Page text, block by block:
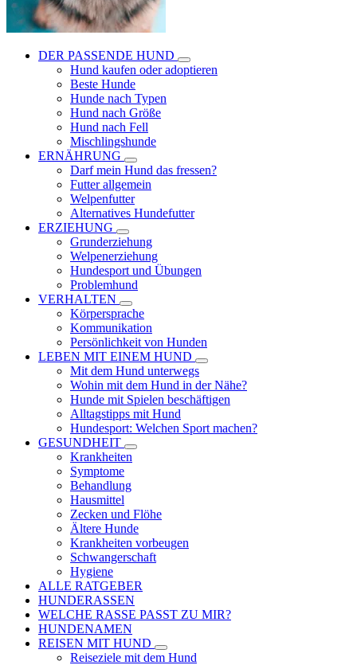
DER PASSENDE HUND
Hund kaufen oder adoptieren
Beste Hunde
Hunde nach Typen
Hund nach Größe
Hund nach Fell
Mischlingshunde
ERNÄHRUNG
Darf mein Hund das fressen?
Futter allgemein
Welpenfutter
Alternatives Hundefutter
ERZIEHUNG
Grunderziehung
Welpenerziehung
Hundesport und Übungen
Problemhund
VERHALTEN
Körpersprache
Kommunikation
Persönlichkeit von Hunden
LEBEN MIT EINEM HUND
Mit dem Hund unterwegs
Wohin mit dem Hund in der Nähe?
Hunde mit Spielen beschäftigen
Alltagstipps mit Hund
Hundesport: Welchen Sport machen?
GESUNDHEIT
Krankheiten
Symptome
Behandlung
Hausmittel
Zecken und Flöhe
Ältere Hunde
Krankheiten vorbeugen
Schwangerschaft
Hygiene
ALLE RATGEBER
HUNDERASSEN
WELCHE RASSE PASST ZU MIR?
HUNDENAMEN
REISEN MIT HUND
Reiseziele mit dem Hund